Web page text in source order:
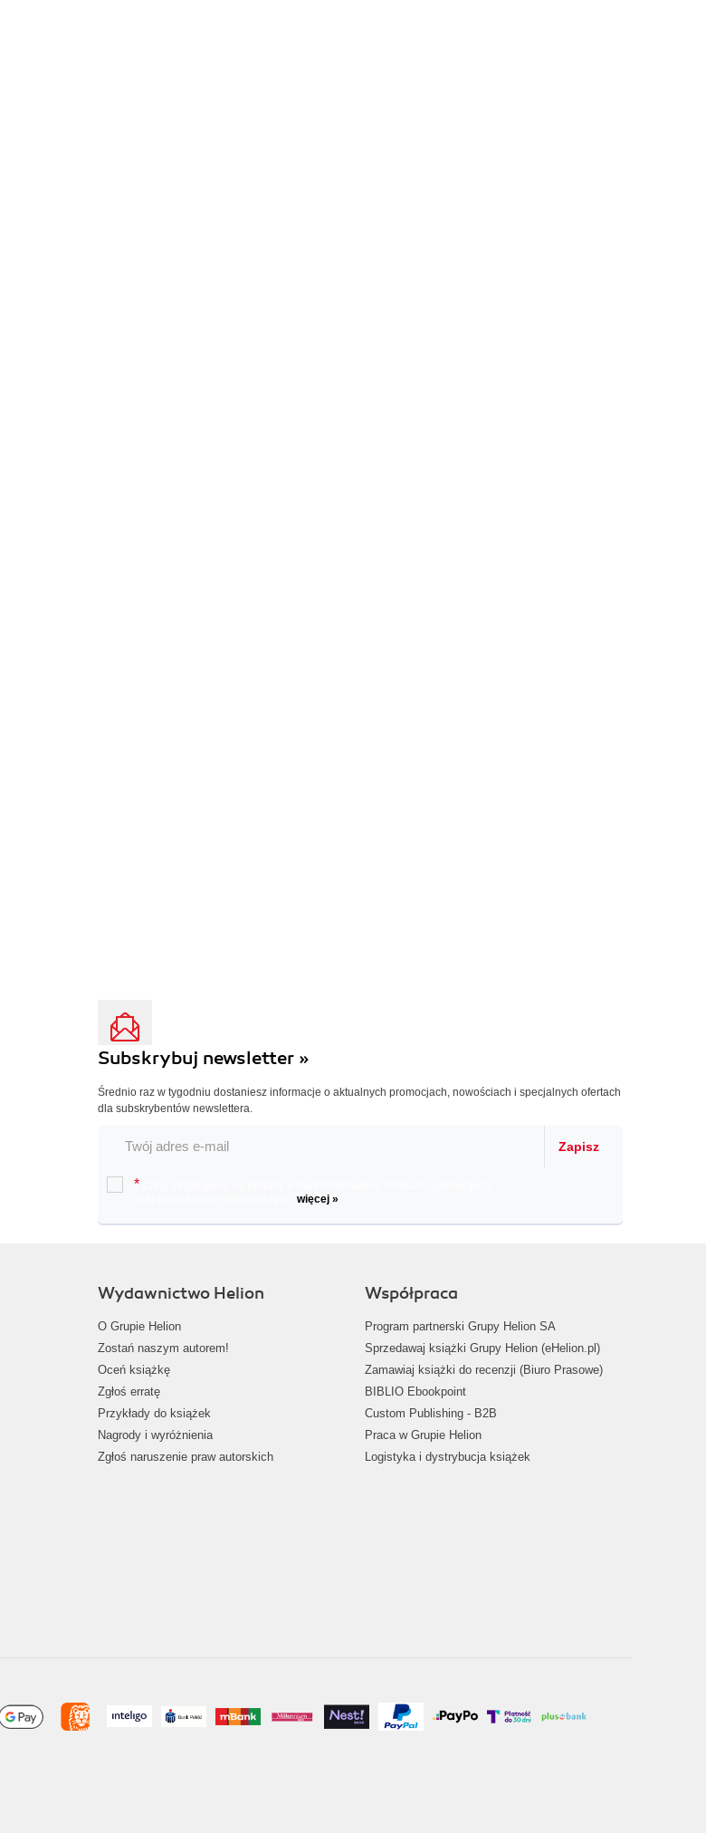
Subskrybuj newsletter »
Średnio raz w tygodniu dostaniesz informacje o aktualnych promocjach, nowościach i specjalnych ofertach
dla subskrybentów newslettera.
Zapisz
*
więcej »
Wydawnictwo Helion
O Grupie Helion
Zostań naszym autorem!
Oceń książkę
Zgłoś erratę
Przykłady do książek
Nagrody i wyróżnienia
Zgłoś naruszenie praw autorskich
Współpraca
Program partnerski Grupy Helion SA
Sprzedawaj książki Grupy Helion (eHelion.pl)
Zamawiaj książki do recenzji (Biuro Prasowe)
BIBLIO Ebookpoint
Custom Publishing - B2B
Praca w Grupie Helion
Logistyka i dystrybucja książek